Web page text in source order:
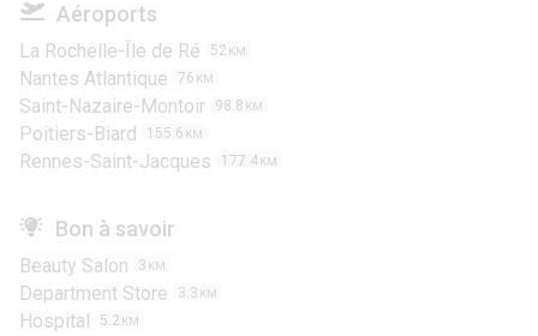
Aéroports
La Rochelle-Île de Ré 52 KM
Nantes Atlantique 76 KM
Saint-Nazaire-Montoir 98.8 KM
Poitiers-Biard 155.6 KM
Rennes-Saint-Jacques 177.4 KM
Bon à savoir
Beauty Salon 3 KM
Department Store 3.3 KM
Hospital 5.2 KM